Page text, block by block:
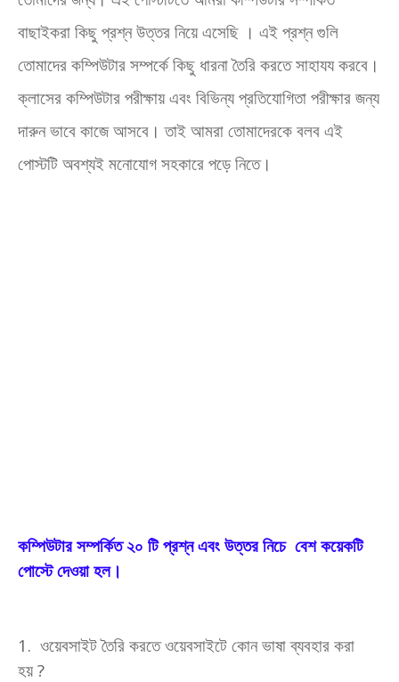
বাছাইকরা কিছু প্রশ্ন উত্তর নিয়ে এসেছি । এই প্রশ্ন গুলি
তোমাদের কম্পিউটার সম্পর্কে কিছু ধারনা তৈরি করতে সাহাযয করবে।
ক্লাসের কম্পিউটার পরীক্ষায় এবং বিভিন্য প্রতিযোগিতা পরীক্ষার জন্য
দারুন ভাবে কাজে আসবে। তাই আমরা তোমাদেরকে বলব এই
পোস্টটি অবশ্যই মনোযোগ সহকারে পড়ে নিতে।
কম্পিউটার সম্পর্কিত ২০ টি প্রশ্ন এবং উত্তর নিচে বেশ কয়েকটি
পোস্টে দেওয়া হল।
1. ওয়েবসাইট তৈরি করতে ওয়েবসাইটে কোন ভাষা ব্যবহার করা
হয় ?